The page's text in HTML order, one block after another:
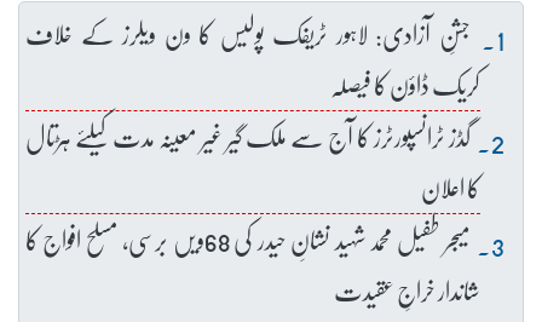
جشنِ آزادی: لاہور ٹریفک پولیس کا ون ویلرز کے خلاف
کریک ڈاؤن کا فیصلہ
گڈز ٹرانسپورٹرز کا آج سے ملک گیر غیر معینہ مدت کیلئے ہڑتال
کا اعلان
میجر طفیل محمد شہید نشانِ حیدر کی 68ویں برسی، مسلح افواج کا
شاندار خراجِ عقیدت